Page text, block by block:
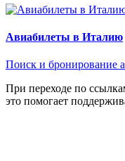
Авиабилеты в Италию
Поиск и бронирование
При переходе по
это помогает